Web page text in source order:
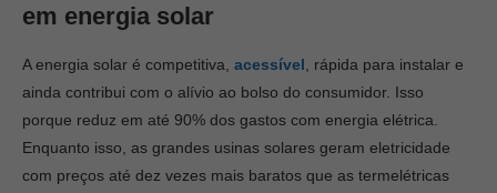
em energia solar
A energia solar é competitiva, acessível , rápida para instalar e
ainda contribui com o alívio ao bolso do consumidor. Isso
porque reduz em até 90% dos gastos com energia elétrica.
Enquanto isso, as grandes usinas solares geram eletricidade
com preços até dez vezes mais baratos que as termelétricas